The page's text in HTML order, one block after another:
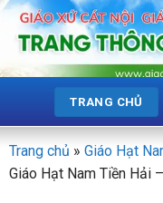
Bỏ
qua
dung
TRANG CHỦ
Trang chủ » Giáo Hạt
Giáo Hạt Nam Tiền Hải